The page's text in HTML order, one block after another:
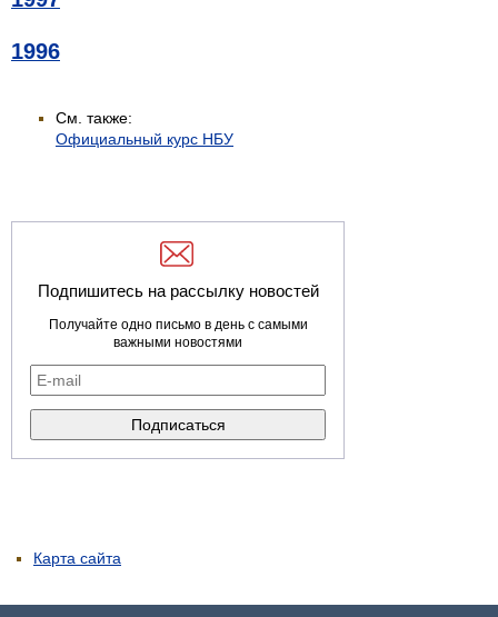
1996
См. также:
Официальный курс НБУ
Подпишитесь на рассылку новостей
Получайте одно письмо в день с самыми
важными новостями
Карта сайта